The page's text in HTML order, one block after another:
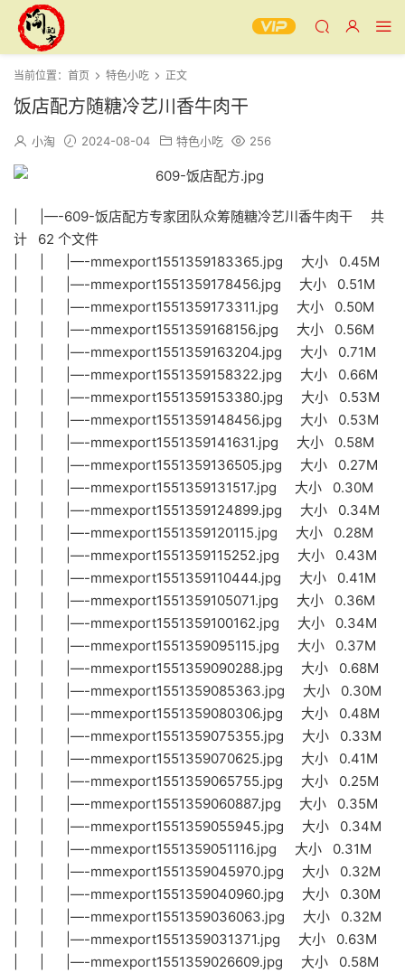
当前位置： 首页 特色小吃 正文
饭店配方随糖冷艺川香牛肉干
小淘 2024-08-04 特色小吃 256
| |—-609-饭店配方专家团队众筹随糖冷艺川香牛肉干 共
计 62 个文件
| | |—-mmexport1551359183365.jpg 大小 0.45M
| | |—-mmexport1551359178456.jpg 大小 0.51M
| | |—-mmexport1551359173311.jpg 大小 0.50M
| | |—-mmexport1551359168156.jpg 大小 0.56M
| | |—-mmexport1551359163204.jpg 大小 0.71M
| | |—-mmexport1551359158322.jpg 大小 0.66M
| | |—-mmexport1551359153380.jpg 大小 0.53M
| | |—-mmexport1551359148456.jpg 大小 0.53M
| | |—-mmexport1551359141631.jpg 大小 0.58M
| | |—-mmexport1551359136505.jpg 大小 0.27M
| | |—-mmexport1551359131517.jpg 大小 0.30M
| | |—-mmexport1551359124899.jpg 大小 0.34M
| | |—-mmexport1551359120115.jpg 大小 0.28M
| | |—-mmexport1551359115252.jpg 大小 0.43M
| | |—-mmexport1551359110444.jpg 大小 0.41M
| | |—-mmexport1551359105071.jpg 大小 0.36M
| | |—-mmexport1551359100162.jpg 大小 0.34M
| | |—-mmexport1551359095115.jpg 大小 0.37M
| | |—-mmexport1551359090288.jpg 大小 0.68M
| | |—-mmexport1551359085363.jpg 大小 0.30M
| | |—-mmexport1551359080306.jpg 大小 0.48M
| | |—-mmexport1551359075355.jpg 大小 0.33M
| | |—-mmexport1551359070625.jpg 大小 0.41M
| | |—-mmexport1551359065755.jpg 大小 0.25M
| | |—-mmexport1551359060887.jpg 大小 0.35M
| | |—-mmexport1551359055945.jpg 大小 0.34M
| | |—-mmexport1551359051116.jpg 大小 0.31M
| | |—-mmexport1551359045970.jpg 大小 0.32M
| | |—-mmexport1551359040960.jpg 大小 0.30M
| | |—-mmexport1551359036063.jpg 大小 0.32M
| | |—-mmexport1551359031371.jpg 大小 0.63M
| | |—-mmexport1551359026609.jpg 大小 0.58M